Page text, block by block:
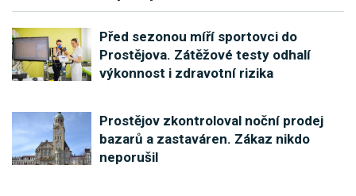
Před sezonou míří sportovci do
Prostějova. Zátěžové testy odhalí
výkonnost i zdravotní rizika
Prostějov zkontroloval noční prodej
bazarů a zastaváren. Zákaz nikdo
neporušil